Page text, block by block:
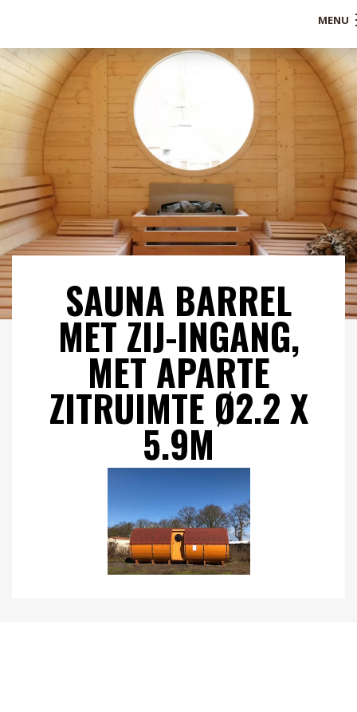
MENU
Shop
Over ons
Referenties
Service
Blogs
B2B
Mijn accountSAUNA BARREL
MET ZIJ-INGANG,
MET APARTE
ZITRUIMTE Ø2.2 X
5.9M